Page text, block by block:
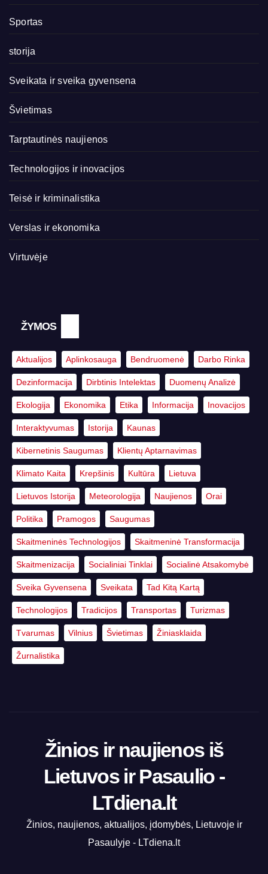
Sportas
storija
Sveikata ir sveika gyvensena
Švietimas
Tarptautinės naujienos
Technologijos ir inovacijos
Teisė ir kriminalistika
Verslas ir ekonomika
Virtuvėje
ŽYMOS
Aktualijos Aplinkosauga Bendruomenė Darbo Rinka
Dezinformacija Dirbtinis Intelektas Duomenų Analizė
Ekologija Ekonomika Etika Informacija Inovacijos
Interaktyvumas Istorija Kaunas
Kibernetinis Saugumas Klientų Aptarnavimas
Klimato Kaita Krepšinis Kultūra Lietuva
Lietuvos Istorija Meteorologija Naujienos Orai
Politika Pramogos Saugumas
Skaitmeninės Technologijos Skaitmeninė Transformacija
Skaitmenizacija Socialiniai Tinklai Socialinė Atsakomybė
Sveika Gyvensena Sveikata Tad Kitą Kartą
Technologijos Tradicijos Transportas Turizmas
Tvarumas Vilnius Švietimas Žiniasklaida
Žurnalistika
Žinios ir naujienos iš
Lietuvos ir Pasaulio -
LTdiena.lt
Žinios, naujienos, aktualijos, įdomybės, Lietuvoje ir
Pasaulyje - LTdiena.lt